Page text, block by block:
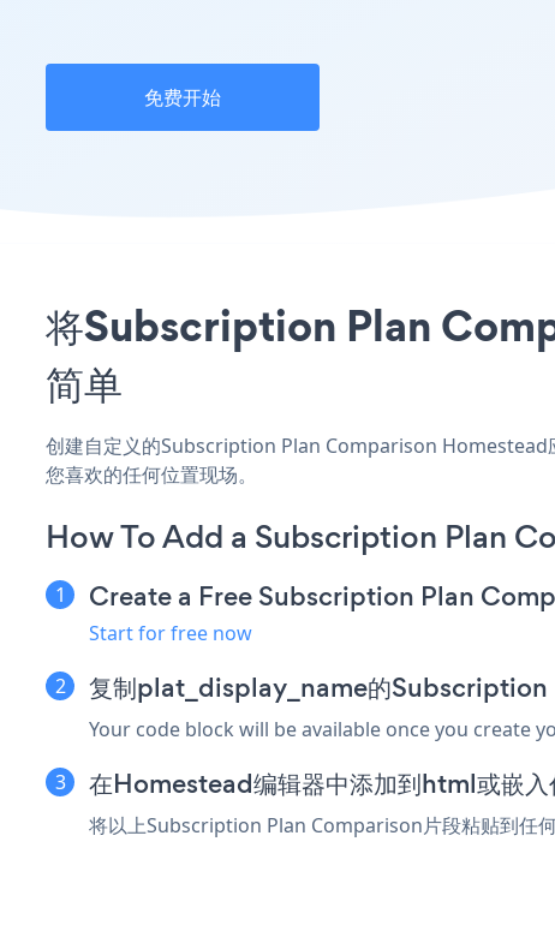
免费开始
将Subscription Plan
简单
创建自定义的Subscription Plan Comparison
您喜欢的任何位置现场。
How To Add a Subscription Plan
Create a Free Subscription Plan
Start for free now
复制plat_display_name的Subscription
Your code block will be available once you create
在Homestead编辑器中添加到html或嵌入
将以上Subscription Plan Comparison片段粘贴到任